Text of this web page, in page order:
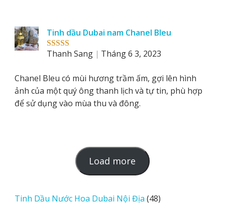
Rated5out
Tinh dầu Dubai nam Chanel Bleu
Thanh Sang
Tháng 6 3, 2023
Chanel Bleu có mùi hương trầm ấm, gợi lên hình
ảnh của một quý ông thanh lịch và tự tin, phù hợp
để sử dụng vào mùa thu và đông.
Load more
o
d
Tinh Dầu Nước Hoa Dubai Nội Địa 4848